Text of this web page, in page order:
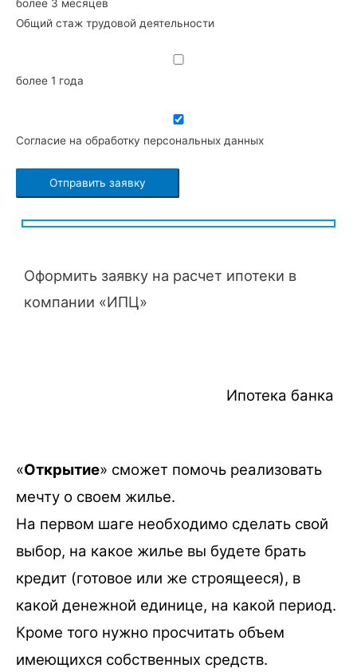
более 3 месяцев
Общий стаж трудовой деятельности
более 1 года
Согласие на обработку персональных данных
Оформить заявку на расчет ипотеки в
компании «ИПЦ»
Ипотека банка
«Открытие» сможет помочь реализовать
мечту о своем жилье.
На первом шаге необходимо сделать свой
выбор, на какое жилье вы будете брать
кредит (готовое или же строящееся), в
какой денежной единице, на какой период.
Кроме того нужно просчитать объем
имеющихся собственных средств.